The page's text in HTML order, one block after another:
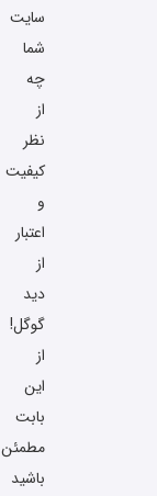
سایت
شما
چه
از
نظر
کیفیت
و
اعتبار
از
دید
گوگل!
از
این
بابت
مطمئن
باشید